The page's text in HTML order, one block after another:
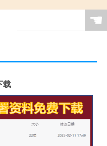
☚
载